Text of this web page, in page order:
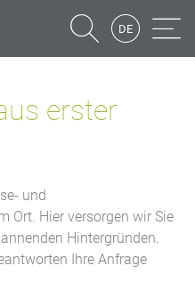
DE
erster
und
Ort. Hier versorgen wir Sie
Hintergründen.
Ihre Anfrage